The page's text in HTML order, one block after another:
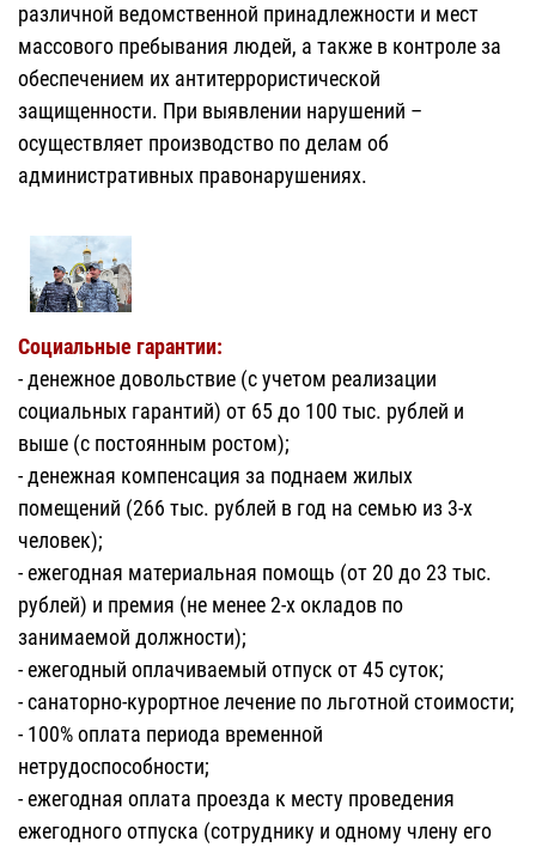
различной ведомственной принадлежности и мест
массового пребывания людей, а также в контроле за
обеспечением их антитеррористической
защищенности. При выявлении нарушений –
осуществляет производство по делам об
административных правонарушениях.
Социальные гарантии:
- денежное довольствие (с учетом реализации
социальных гарантий) от 65 до 100 тыс. рублей и
выше (с постоянным ростом);
- денежная компенсация за поднаем жилых
помещений (266 тыс. рублей в год на семью из 3-х
человек);
- ежегодная материальная помощь (от 20 до 23 тыс.
рублей) и премия (не менее 2-х окладов по
занимаемой должности);
- ежегодный оплачиваемый отпуск от 45 суток;
- санаторно-курортное лечение по льготной стоимости;
- 100% оплата периода временной
нетрудоспособности;
- ежегодная оплата проезда к месту проведения
ежегодного отпуска (сотруднику и одному члену его